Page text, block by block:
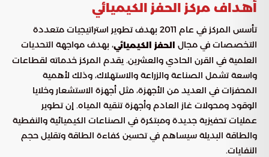
أهداف مركز الحفز الكيميائي
تأسس المركز في عام 2011 بهدف تطوير استراتيجيات متعددة
التخصصات في مجال الحفز الكيميائي، بهدف مواجهة التحديات
العلمية في القرن الحادي والعشرين. يقدم المركز خدماته لقطاعات
واسعة تشمل الصناعة والزراعة والاستهلاك، وذلك لأهمية
المحفزات في العديد من الأجهزة، مثل أجهزة الاستشعار وخلايا
الوقود ومحولات غاز العادم وأجهزة تنقية المياه. إن تطوير
عمليات تحفيزية جديدة ومبتكرة في الصناعات الكيميائية والنفطية
والطاقة البديلة سيساهم في تحسين كفاءة الطاقة وتقليل حجم
النفايات.